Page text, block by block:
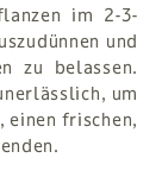
im 2-3-
und
zu belassen.
um
einen frischen,